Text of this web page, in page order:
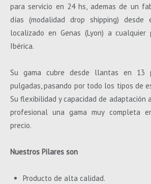
para servicio en 24 hs, ademas de un
días (modalidad drop shipping)
localizado en Genas (Lyon) a cualquier
Ibérica.
Su gama cubre desde llantas en 13
pulgadas, pasando por todo los tipos de
Su flexibilidad y capacidad de adaptación
profesional una gama muy completa
precio.
Nuestros Pilares son
Producto de alta calidad.